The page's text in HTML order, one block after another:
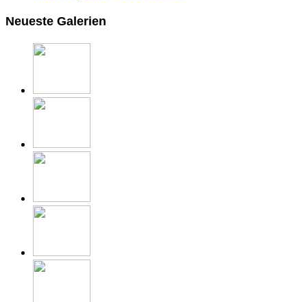
Neueste Galerien